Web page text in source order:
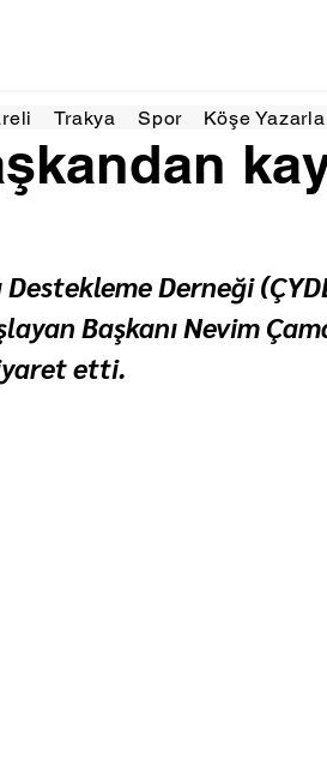
Trakya Spor Köşe
20251 dakikada okunur
Destekleme Derneği
Başkanı Nevim
etti.